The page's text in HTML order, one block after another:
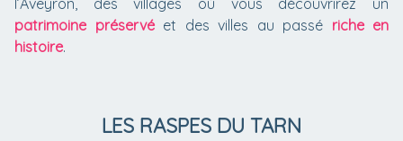
l’Aveyron, des villages où vous découvrirez un
patrimoine préservéet des villes au passé riche en
histoire.
LES RASPES DU TARN